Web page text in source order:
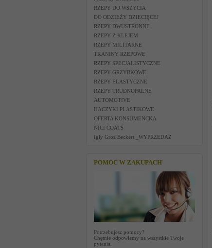
RZEPY DO WSZYCIA
DO ODZIEŻY DZIECIĘCEJ
RZEPY DWUSTRONNE
RZEPY Z KLEJEM
RZEPY MILITARNE
TKANINY RZEPOWE
RZEPY SPECJALISTYCZNE
RZEPY GRZYBKOWE
RZEPY ELASTYCZNE
RZEPY TRUDNOPALNE
AUTOMOTIVE
HACZYKI PLASTIKOWE
OFERTA KONSUMENCKA
NICI COATS
Igły Groz Beckert _WYPRZEDAŻ
POMOC W ZAKUPACH
Potrzebujesz pomocy?
Chętnie odpowiemy na wszystkie Twoje
pytania.